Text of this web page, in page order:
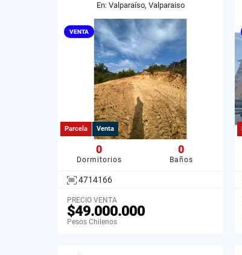
En: Valparaíso, Valparaiso
VENTA
Parcela Venta
0
Dormitorios
0
Baños
4714166
PRECIO VENTA
$49.000.000
Pesos Chilenos